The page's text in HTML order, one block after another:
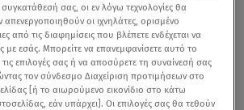
σας, οι εν λόγω τεχνολογίες θα
οι ιχνηλάτες, ορισμένο
από τις διαφημίσεις που βλέπετε ενδέχεται να
με εσάς. Μπορείτε να επανεμφανίσετε αυτό το
τις επιλογές σας ή να αποσύρετε τη συναίνεσή σας
τον σύνδεσμο Διαχείριση προτιμήσεων στο
[ή το αιωρούμενο εικονίδιο στο κάτω
εάν υπάρχει]. Οι επιλογές σας θα τεθούν